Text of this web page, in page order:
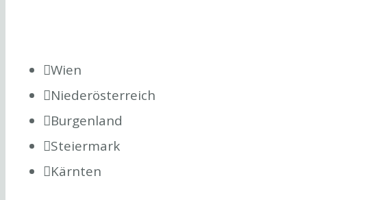
Wien
Niederösterreich
Burgenland
Steiermark
Kärnten